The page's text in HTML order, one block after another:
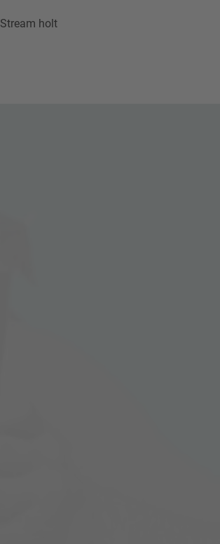
holt